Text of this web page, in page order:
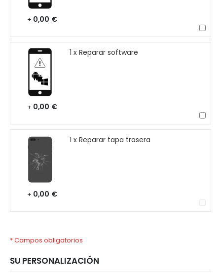
+ 0,00 €
1 x Reparar software
+ 0,00 €
1 x Reparar tapa trasera
+ 0,00 €
* Campos obligatorios
SU PERSONALIZACIÓN